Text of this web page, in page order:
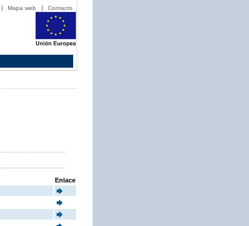
Mapa web Contacto
Enlace